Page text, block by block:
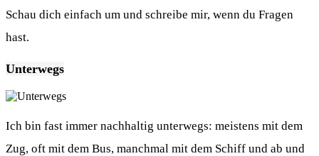
Schau dich einfach um und schreibe mir, wenn du Fragen
hast.
Unterwegs
Ich bin fast immer nachhaltig unterwegs: meistens mit dem
Zug, oft mit dem Bus, manchmal mit dem Schiff und ab und